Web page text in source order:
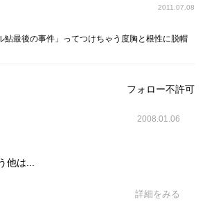
2011.07.08
鮎最後の事件」ってつけちゃう度胸と根性に脱帽
フォロー不許可
2008.01.06
他は...
詳細をみる